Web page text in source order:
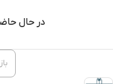
در حال